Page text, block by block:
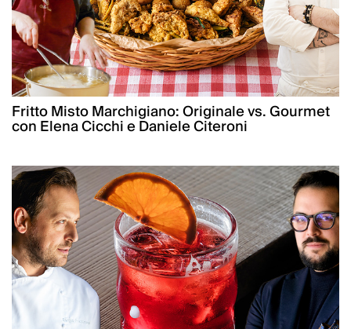
Fritto Misto Marchigiano: Originale vs. Gourmet
con Elena Cicchi e Daniele Citeroni